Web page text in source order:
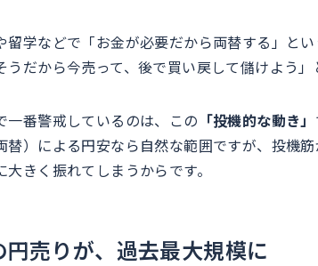
留学などで「お金が必要だから両替する」と
うだから今売って、後で買い戻して儲けよう」
一番警戒しているのは、この 「投機的な動き」
替）による円安なら自然な範囲ですが、投機
きく振れてしまうからです。
売りが、過去最大規模に